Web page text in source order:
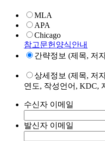
MLA
APA
Chicago
참고문헌양식안내
간략정보 (제목, 저
상세정보 (제목, 저
연도, 작성언어, KDC,
수신자 이메일
발신자 이메일